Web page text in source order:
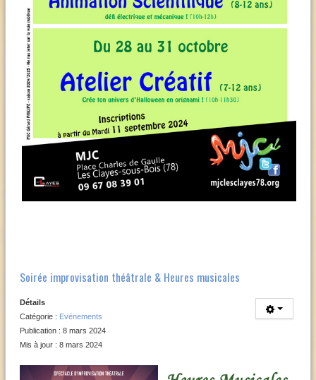
Soirée improvisation théâtrale & Heures musicales
Détails
Catégorie : Evénements
Publication : 8 mars 2024
Mis à jour : 8 mars 2024